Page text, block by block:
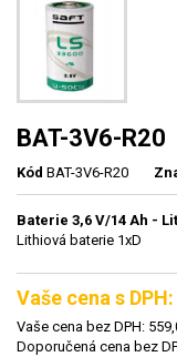
BAT-3V6-R20
Kód BAT-3V6-R20
Baterie 3,6 V/14 Ah -
Lithiová baterie 1xD
Vaše cena s
Vaše cena bez DPH:
Doporučená cena bez